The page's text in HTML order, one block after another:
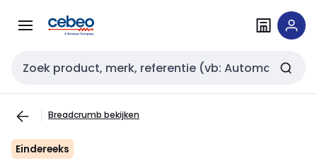
naar
naar
Zoekveld invoer
Breadcrumb bekijken
Eindereeks